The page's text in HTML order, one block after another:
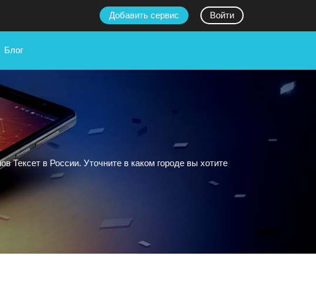
Добавить сервис Войти
Блог
в России. Уточните в каком городе вы хотите